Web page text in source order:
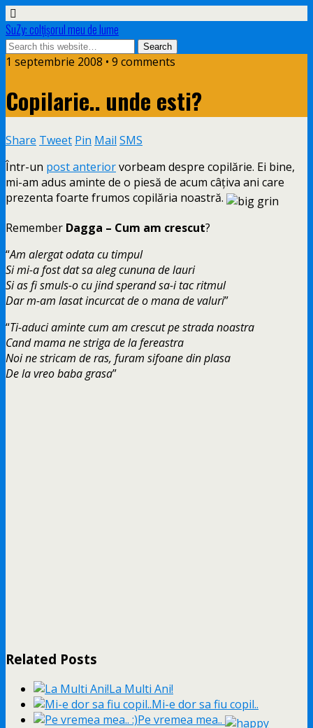
SuZy: colţişorul meu de lume
1 septembrie 2008 • 9 comments
Copilarie.. unde esti?
Share Tweet Pin Mail SMS
Într-un post anteriorvorbeam despre copilărie. Ei bine,
mi-am adus aminte de o piesă de acum câţiva ani care
prezenta foarte frumos copilăria noastră.
Remember Dagga – Cum am crescut?
“Am alergat odata cu timpul
Si mi-a fost dat sa aleg cununa de lauri
Si as fi smuls-o cu jind sperand sa-i tac ritmul
Dar m-am lasat incurcat de o mana de valuri”
“Ti-aduci aminte cum am crescut pe strada noastra
Cand mama ne striga de la fereastra
Noi ne stricam de ras, furam sifoane din plasa
De la vreo baba grasa”
Related Posts
La Multi Ani!
Mi-e dor sa fiu copil..
Pe vremea mea..